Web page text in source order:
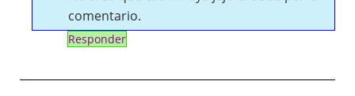
comentario.
Responder